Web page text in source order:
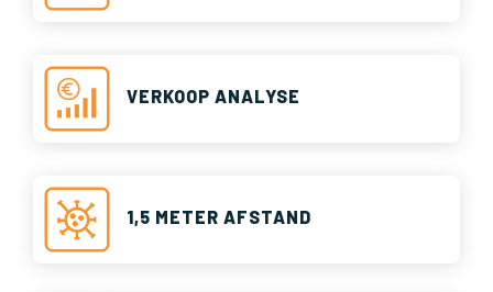
VERKOOP ANALYSE
1,5 METER AFSTAND